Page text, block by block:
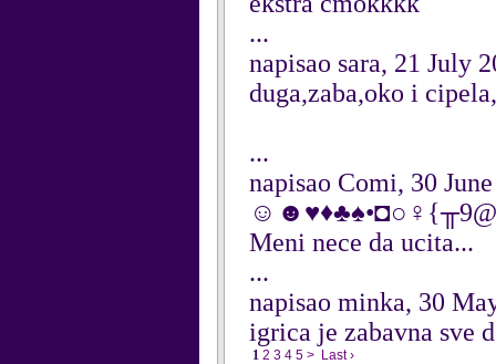
...
napisao sara, 21 July
duga,zaba,oko i
...
napisao Comi, 30
Meni nece da ucita...
...
napisao minka, 30
igrica je zabavna sve
1 2 3 4 5 > Last ›